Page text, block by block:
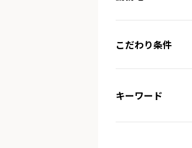
こだわり条件
キーワード